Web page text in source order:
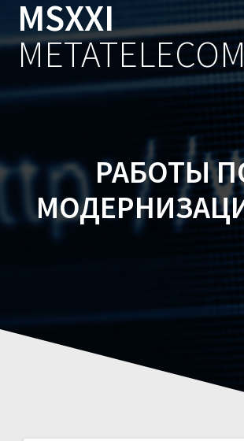
к
MSXXI
РАБОТЫ